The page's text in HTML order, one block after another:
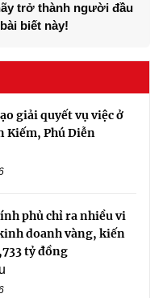
trở thành người đầu
biết này!
giải quyết vụ việc ở
Kiếm, Phú Diễn
phủ chỉ ra nhiều vi
doanh vàng, kiến
tỷ đồng